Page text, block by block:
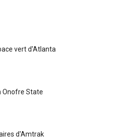
vert d'Atlanta
Onofre State
d'Amtrak